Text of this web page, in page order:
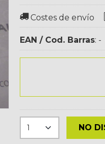
Costes de envío
EAN / Cod. Barras: -
NO